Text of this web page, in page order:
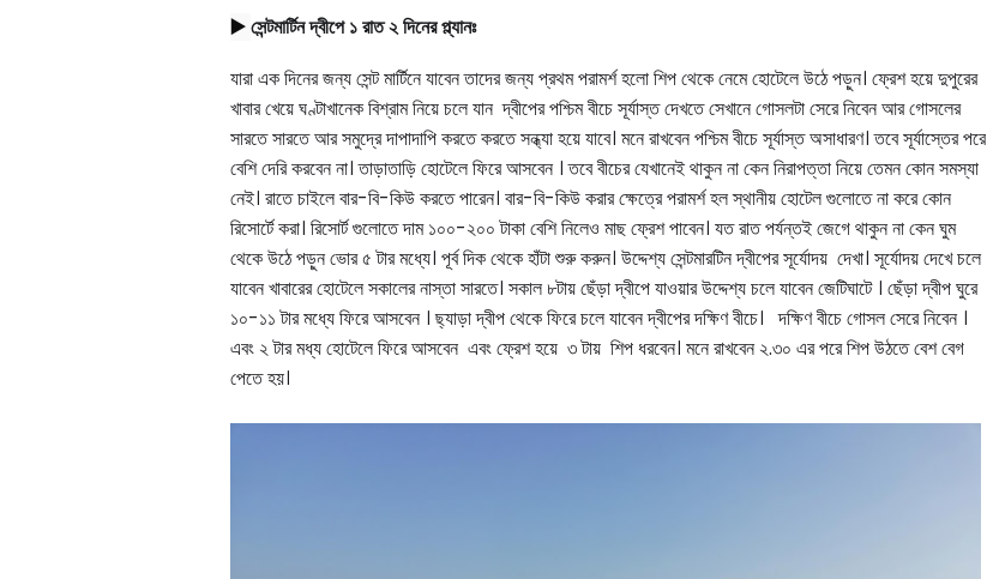
▶️ সেন্টমার্টিন দ্বীপে১রাত২ দিনের প্ল্যানঃ
যারা এক দিনের জন্য সেন্ট মার্টিনে যাবেন তাদের জন্য প্রথমপরামর্শহলোশিপ থেকে নেমে হোটেলে উঠে পড়ুন। ফ্রেশ হয়ে দুপুরের
খাবার খেয়ে ঘণ্টাখানেক বিশ্রাম নিয়ে চলে যান দ্বীপের পশ্চিম বীচে সূর্যাস্ত দেখতে সেখানে গোসলটা সেরে নিবেন আর গোসলের
সারতে সারতে আর সমুদ্রে দাপাদাপি করতে করতে সন্ধ্যা হয়ে যাবে। মনে রাখবেন পশ্চিম বীচে সূর্যাস্ত অসাধারণ। তবে সূর্যাস্তের পরে
বেশি দেরি করবেন না। তাড়াতাড়ি হোটেলে ফিরে আসবেন । তবে বীচের যেখানেই থাকুন না কেন নিরাপত্তা নিয়ে তেমন কোন সমস্যা
নেই। রাতে চাইলে বার-বি-কিউ করতে পারেন। বার-বি-কিউ করার ক্ষেত্রে পরামর্শ হল স্থানীয় হোটেল গুলোতে না করে কোন
রিসোর্টে করা। রিসোর্ট গুলোতে দাম ১০০-২০০ টাকা বেশি নিলেও মাছ ফ্রেশ পাবেন। যত রাত পর্যন্তই জেগে থাকুন না কেন ঘুম
থেকে উঠে পড়ুন ভোর ৫ টার মধ্যে। পূর্ব দিক থেকে হাঁটা শুরু করুন। উদ্দেশ্য সেন্টমারটিন দ্বীপের সূর্যোদয় দেখা। সূর্যোদয় দেখে চলে
যাবেন খাবারের হোটেলে সকালের নাস্তা সারতে। সকাল ৮টায় ছেঁড়া দ্বীপে যাওয়ার উদ্দেশ্য চলে যাবেন জেটিঘাটে । ছেঁড়া দ্বীপ ঘুরে
১০-১১ টার মধ্যে ফিরে আসবেন । ছ্যাড়া দ্বীপ থেকে ফিরে চলে যাবেন দ্বীপের দক্ষিণ বীচে। দক্ষিণ বীচে গোসল সেরে নিবেন ।
এবং ২ টার মধ্য হোটেলে ফিরে আসবেন এবং ফ্রেশ হয়ে ৩ টায় শিপ ধরবেন। মনে রাখবেন ২.৩০ এর পরে শিপ উঠতে বেশ বেগ
পেতে হয়।